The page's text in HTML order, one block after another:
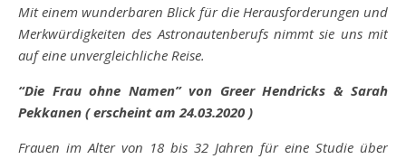
Mit einem wunderbaren Blick für die Herausforderungen und
Merkwürdigkeiten des Astronautenberufs nimmt sie uns mit
auf eine unvergleichliche Reise.
“Die Frau ohne Namen” von Greer Hendricks & Sarah
Pekkanen ( erscheint am 24.03.2020 )
Frauen im Alter von 18 bis 32 Jahren für eine Studie über